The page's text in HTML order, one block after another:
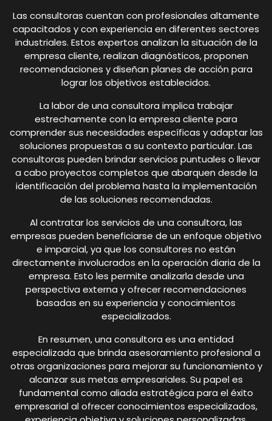
Las consultoras cuentan con profesionales altamente
capacitados y con experiencia en diferentes sectores
industriales. Estos expertos analizan la situación de la
empresa cliente, realizan diagnósticos, proponen
recomendaciones y diseñan planes de acción para
lograr los objetivos establecidos.
La labor de una consultora implica trabajar
estrechamente con la empresa cliente para
comprender sus necesidades específicas y adaptar las
soluciones propuestas a su contexto particular. Las
consultoras pueden brindar servicios puntuales o llevar
a cabo proyectos completos que abarquen desde la
identificación del problema hasta la implementación
de las soluciones recomendadas.
Al contratar los servicios de una consultora, las
empresas pueden beneficiarse de un enfoque objetivo
e imparcial, ya que los consultores no están
directamente involucrados en la operación diaria de la
empresa. Esto les permite analizarla desde una
perspectiva externa y ofrecer recomendaciones
basadas en su experiencia y conocimientos
especializados.
En resumen, una consultora es una entidad
especializada que brinda asesoramiento profesional a
otras organizaciones para mejorar su funcionamiento y
alcanzar sus metas empresariales. Su papel es
fundamental como aliada estratégica para el éxito
empresarial al ofrecer conocimientos especializados,